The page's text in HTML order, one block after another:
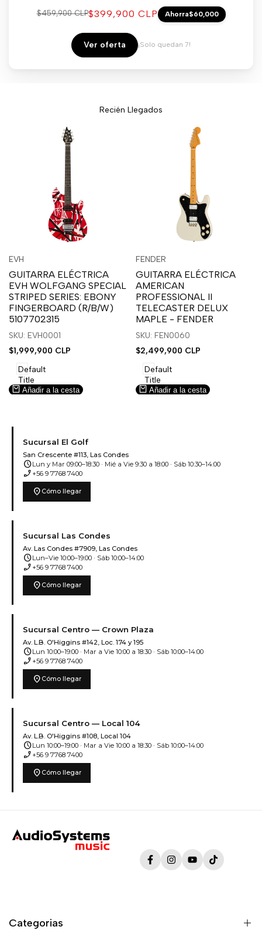
Precio
$459,900 CLPPrecio
venta
$399,900 CLP Ahorra$60,000
Ver oferta ¡Solo quedan 7!
Recién Llegados
sesión
para
usar
la
lista
deseos.
para
usar
Compare
Proveedor:
EVH
GUITARRA ELÉCTRICA
EVH WOLFGANG SPECIAL
STRIPED SERIES: EBONY
FINGERBOARD (R/B/W)
5107702315
SKU: EVH0001
Precio
venta
$1,999,900 CLP
Default
Title
Añadir a la cesta
sesión
para
usar
la
lista
deseos.
sesión
para
usar
Compare
Vista
Proveedor:
FENDER
GUITARRA ELÉCTRICA
AMERICAN
PROFESSIONAL II
TELECASTER DELUX
MAPLE - FENDER
SKU: FEN0060
Precio
venta
$2,499,900 CLP
Default
Title
Añadir a la cesta
Sucursal El Golf
San Crescente #113, Las Condes
scheduleLun y Mar 09:00–18:30 · Mié a Vie 9:30 a 18:00 · Sáb 10:30–14:00
phone_enabled +56 9 7768 7400
location_on Cómo llegar
Sucursal Las Condes
Av. Las Condes #7909, Las Condes
scheduleLun–Vie 10:00–19:00 · Sáb 10:00–14:00
phone_enabled +56 9 7768 7400
location_on Cómo llegar
Sucursal Centro — Crown Plaza
Av. L.B. O'Higgins #142, Loc. 174 y 195
scheduleLun 10:00–19:00 · Mar a Vie 10:00 a 18:30 · Sáb 10:00–14:00
phone_enabled +56 9 7768 7400
location_on Cómo llegar
Sucursal Centro — Local 104
Av. L.B. O'Higgins #108, Local 104
scheduleLun 10:00–19:00 · Mar a Vie 10:00 a 18:30 · Sáb 10:00–14:00
phone_enabled +56 9 7768 7400
location_on Cómo llegar
FacebookInstagramYouTubeTikTok
Categorias